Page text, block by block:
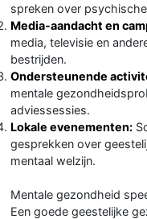
spreken over
Media-aandacht en
media, televisie en
bestrijden.
Ondersteunende
mentale
adviessessies.
Lokale evenementen:
gesprekken over
mentaal welzijn.
Mentale gezondheid
Een goede geestelijke